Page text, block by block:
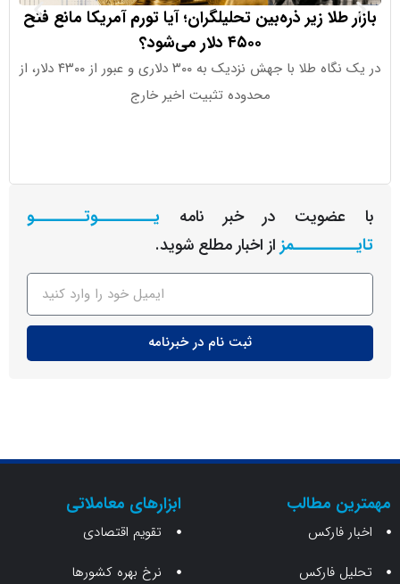
طلا زیر ذره‌بین تحلیلگران؛ آیا تورم آمریکا مانع فتح
در یک نگاه طلا با جهش نزدیک به ۳۰۰ دلاری و عبور از ۴۳۰۰ دلار، از
محدوده تثبیت اخیر خارج
دلایل
سنای
در خبر نامه
یـــــــــوتــــــــو
از اخبار مطلع شوید.
ثبت نام در خبرنامه
مطالب
فارکس
فارکس
ابزارهای معاملاتی
تقویم اقتصادی
نرخ بهره کشورها